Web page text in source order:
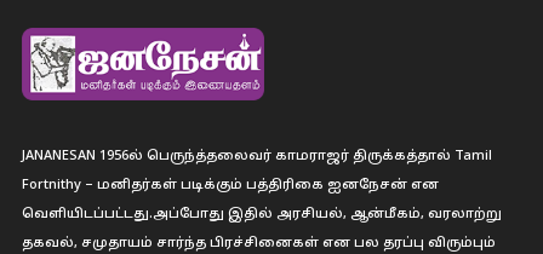
JANANESAN 1956ல் பெருந்த்தலைவர் காமராஜர் திருக்கத்தால் Tamil
Fortnithy – மனிதர்கள் படிக்கும் பத்திரிகை ஐனநேசன் என
வெளியிடப்பட்டது.அப்போது இதில் அரசியல், ஆன்மீகம், வரலாற்று
தகவல், சமுதாயம் சார்ந்த பிரச்சினைகள் என பல தரப்பு விரும்பும்